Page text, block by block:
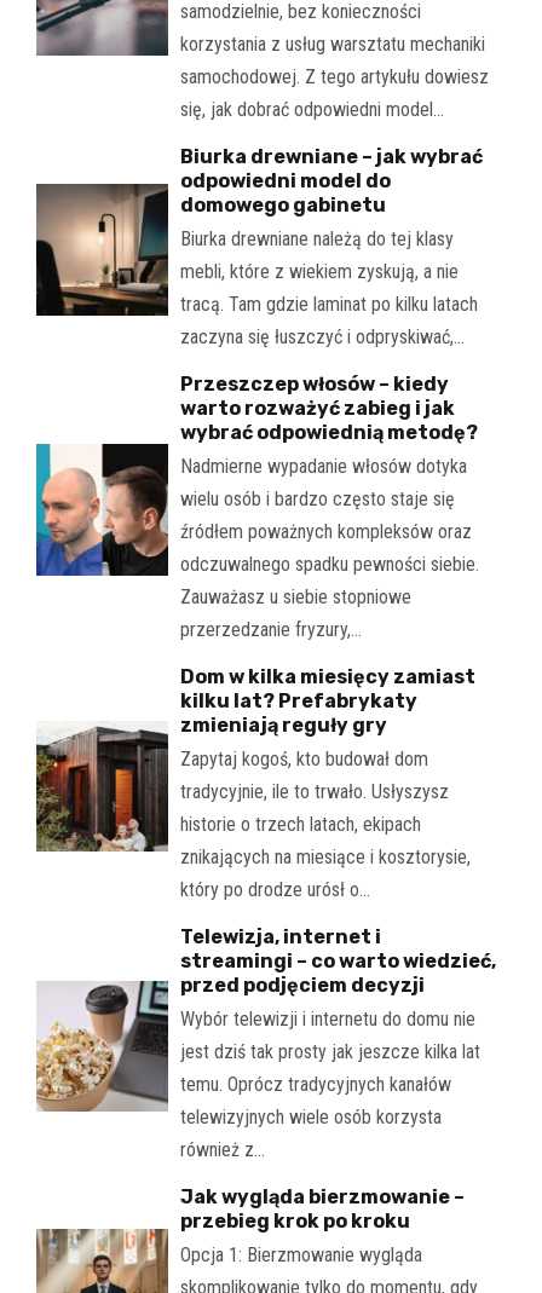
samodzielnie, bez konieczności
korzystania z usług warsztatu mechaniki
samochodowej. Z tego artykułu dowiesz
się, jak dobrać odpowiedni model…
Biurka drewniane – jak wybrać
odpowiedni model do
domowego gabinetu
Biurka drewniane należą do tej klasy
mebli, które z wiekiem zyskują, a nie
tracą. Tam gdzie laminat po kilku latach
zaczyna się łuszczyć i odpryskiwać,…
Przeszczep włosów – kiedy
warto rozważyć zabieg i jak
wybrać odpowiednią metodę?
Nadmierne wypadanie włosów dotyka
wielu osób i bardzo często staje się
źródłem poważnych kompleksów oraz
odczuwalnego spadku pewności siebie.
Zauważasz u siebie stopniowe
przerzedzanie fryzury,…
Dom w kilka miesięcy zamiast
kilku lat? Prefabrykaty
zmieniają reguły gry
Zapytaj kogoś, kto budował dom
tradycyjnie, ile to trwało. Usłyszysz
historie o trzech latach, ekipach
znikających na miesiące i kosztorysie,
który po drodze urósł o…
Telewizja, internet i
streamingi – co warto wiedzieć,
przed podjęciem decyzji
Wybór telewizji i internetu do domu nie
jest dziś tak prosty jak jeszcze kilka lat
temu. Oprócz tradycyjnych kanałów
telewizyjnych wiele osób korzysta
również z…
Jak wygląda bierzmowanie –
przebieg krok po kroku
Opcja 1: Bierzmowanie wygląda
skomplikowanie tylko do momentu, gdy